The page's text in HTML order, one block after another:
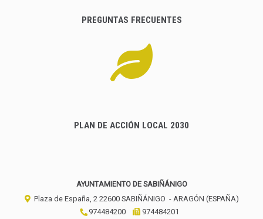
PREGUNTAS FRECUENTES
PLAN DE ACCIÓN LOCAL 2030
AYUNTAMIENTO DE SABIÑÁNIGO
Plaza de España, 2 22600 SABIÑÁNIGO - ARAGÓN (ESPAÑA)
974484200
974484201